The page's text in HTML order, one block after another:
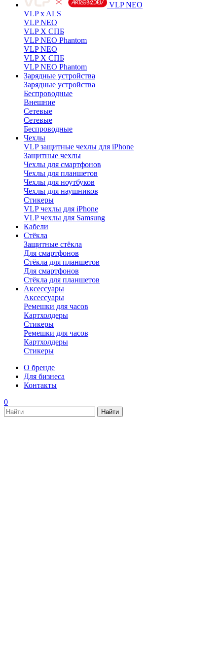
VLP NEO
VLP x ALS
VLP NEO
VLP X СПБ
VLP NEO Phantom
VLP NEO
VLP X СПБ
VLP NEO Phantom
Зарядные устройства
Зарядные устройства
Беспроводные
Внешние
Сетевые
Сетевые
Беспроводные
Чехлы
VLP защитные чехлы для iPhone
Защитные чехлы
Чехлы для смартфонов
Чехлы для планшетов
Чехлы для ноутбуков
Чехлы для наушников
Стикеры
VLP чехлы для iPhone
VLP чехлы для Samsung
Кабели
Стёкла
Защитные стёкла
Для смартфонов
Стёкла для планшетов
Для смартфонов
Стёкла для планшетов
Аксессуары
Аксессуары
Ремешки для часов
Картхолдеры
Стикеры
Ремешки для часов
Картхолдеры
Стикеры
О бренде
Для бизнеса
Контакты
0